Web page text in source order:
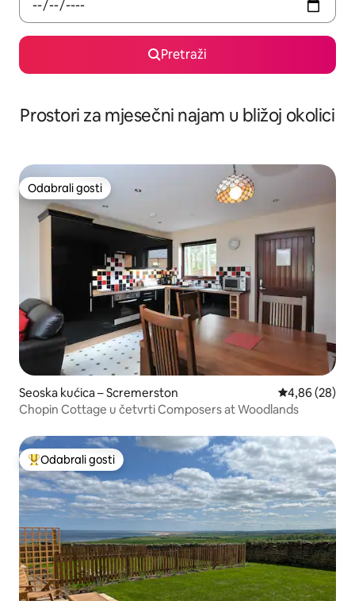
Pretraži
Prostori za mjesečni najam u bližoj okolici
Odabrali gosti
Odabrali gosti
Seoska kućica – Scremerston Prosječna
4,86 (28)
Chopin Cottage u četvrti Composers at Woodlands
Među najviše rangiranima s oznakom „Odabrali gosti”
Odabrali gosti